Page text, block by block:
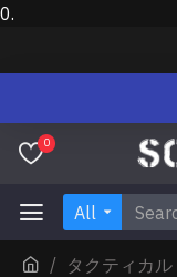
0.
0
All
タクティカ